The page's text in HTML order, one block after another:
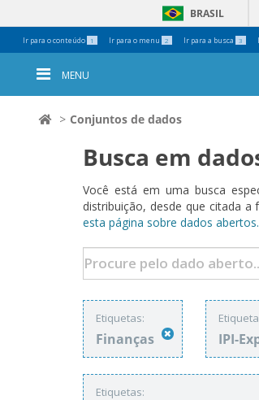
Ir para o conteúdo 1 Ir para o menu 2 Ir para a busca 3
BRASIL
MENU
Conjuntos de dados
Busca em
Você está em uma busca
distribuição, desde que citada
esta página sobre dados abertos.
Etiquetas:
Finanças IPI-
Etiquetas: